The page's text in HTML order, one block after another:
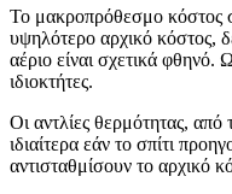
Το μακροπρόθεσμο κόστος
υψηλότερο αρχικό κόστος,
αέριο είναι σχετικά
ιδιοκτήτες.
Οι αντλίες θερμότητας,
ιδιαίτερα εάν το σπίτι
αντισταθμίσουν το αρχικό